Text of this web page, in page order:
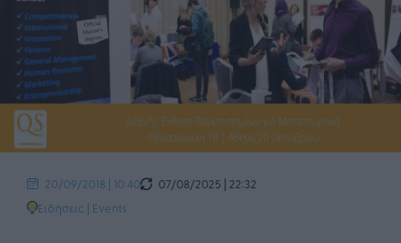
20/09/2018 | 10:40
07/08/2025 | 22:32
Ειδήσεις | Events